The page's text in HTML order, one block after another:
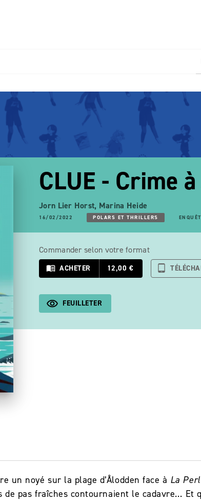
CLUE - Crime
Jorn Lier Horst, Marina Heide
16/02/2022 POLARS ET THRILLERS
Commander selon votre format
menu_book ACHETER 12,00 € tablet_android
FEUILLETER
un noyé sur la plage d’Ålodden face à La
de pas fraîches contournaient le cadavre… Et